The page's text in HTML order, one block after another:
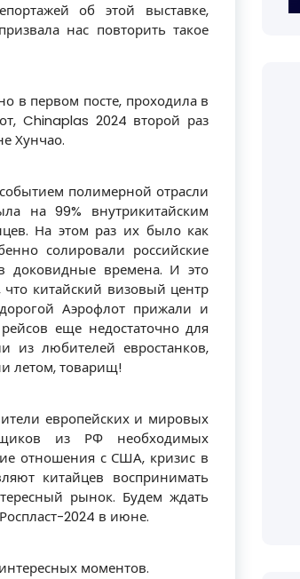
об этой выставке,
нас повторить такое
в первом посте, проходила в
Chinaplas 2024 второй раз
Хунчао.
полимерной отрасли
на 99% внутрикитайским
На этом раз их было как
солировали российские
доковидные времена. И это
китайский визовый центр
Аэрофлот прижали и
еще недостаточно для
из любителей евростанков,
летом, товарищ!
европейских и мировых
из РФ необходимых
отношения с США, кризис в
китайцев воспринимать
рынок. Будем ждать
2024 в июне.
моментов.